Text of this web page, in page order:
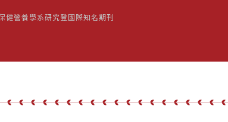
營養學系研究登國際知名期刊